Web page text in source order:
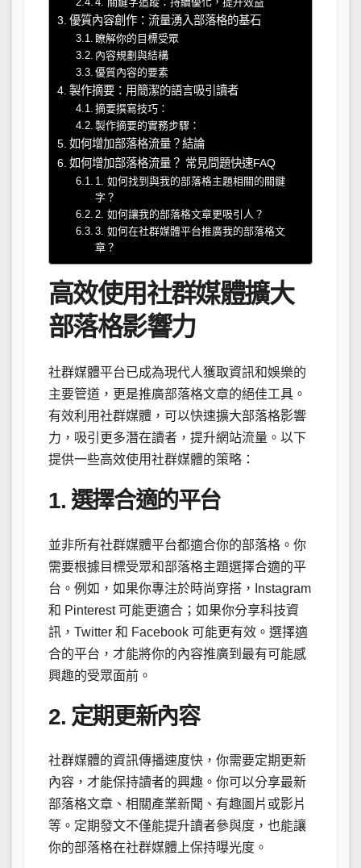
優質內容創作：流量湧入部落格的基石
瞭解你的目標受眾
內容規劃與結構
優質內容的要素
製作摘要：用簡潔的語言吸引讀者
摘要撰寫技巧：
製作摘要的實務步驟：
如何增加部落格流量？結論
如何增加部落格流量？ 常見問題快速FAQ
1. 如何找到與我的部落格主題相關的關鍵
字？
2. 如何讓我的部落格文章更吸引人？
3. 如何在社群媒體平台推廣我的部落格文
章？
高效使用社群媒體擴大
部落格影響力
社群媒體平台已成為現代人獲取資訊和娛樂的
主要管道，更是推廣部落格文章的絕佳工具。
有效利用社群媒體，可以快速擴大部落格影響
力，吸引更多潛在讀者，提升網站流量。以下
提供一些高效使用社群媒體的策略：
1. 選擇合適的平台
並非所有社群媒體平台都適合你的部落格。你
需要根據目標受眾和部落格主題選擇合適的平
台。例如，如果你專注於時尚穿搭，Instagram
和 Pinterest 可能更適合；如果你分享科技資
訊，Twitter 和 Facebook 可能更有效。選擇適
合的平台，才能將你的內容推廣到最有可能感
興趣的受眾面前。
2. 定期更新內容
社群媒體的資訊傳播速度快，你需要定期更新
內容，才能保持讀者的興趣。你可以分享最新
部落格文章、相關產業新聞、有趣圖片或影片
等。定期發文不僅能提升讀者參與度，也能讓
你的部落格在社群媒體上保持曝光度。